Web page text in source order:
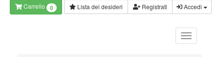
Carrello 0 Lista dei desideri Registrati Accedi